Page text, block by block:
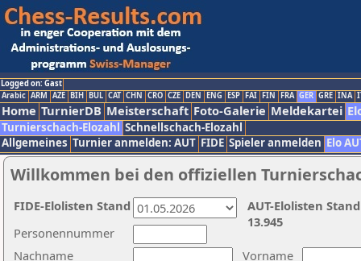
Logged on: Gast
Arabic ARM AZE BIH BUL CAT CHN CRO CZE DEN ENG ESP FAI FIN FRA GER GRE INA
Home TurnierDB Meisterschaft Foto-Galerie Meldekartei
Turnierschach-Elozahl Schnellschach-Elozahl
Allgemeines Turnier anmelden: AUT FIDE Spieler anmelden Elo
Willkommen bei den offiziellen
Nachname
Vorname
Personennummer
AUT-Elolisten
13.945
FIDE-Elolisten Stand